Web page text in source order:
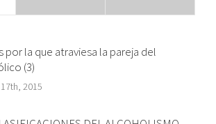
por la que atraviesa la pareja del
(3)
2015